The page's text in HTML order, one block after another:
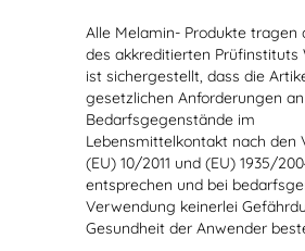
Alle Melamin- Produkte tragen
des akkreditierten Prüfinstituts
ist sichergestellt, dass die
gesetzlichen Anforderungen an
Bedarfsgegenstände im
Lebensmittelkontakt nach den
(EU) 10/2011 und (EU) 1935/
entsprechen und bei
Verwendung keinerlei
Gesundheit der Anwender